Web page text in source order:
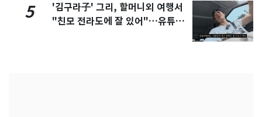
5
'김구라子' 그리, 할머니외 여행서
"친모 전라도에 잘 있어"…유튜브